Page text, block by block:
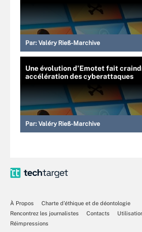
Par: Valéry Rieß-Marchive
Une évolution d’Emotet fait
accélération des cyberattaques
Par: Valéry Rieß-Marchive
À Propos
Charte d’éthique et de déontologie
Rencontrez les journalistes
Contacts
Réimpressions